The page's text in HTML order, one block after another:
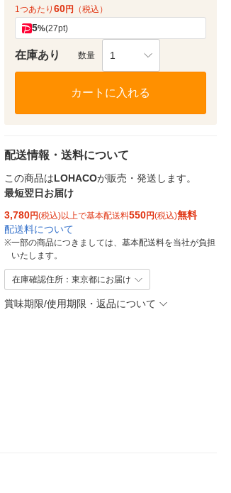
1つあたり 60円 （税込）
5%(27pt)
在庫あり 数量 1
カートに入れる
配送情報・送料について
この商品はLOHACOが販売・発送します。
最短翌日お届け
3,780円(税込)以上で基本配送料550円(税込)無料
配送料について
※一部の商品につきましては、基本配送料を当社が負担
いたします。
在庫確認住所：東京都にお届け
賞味期限/使用期限・返品について